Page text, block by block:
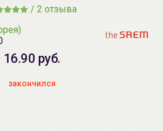
/ 2 отзыва
16.90 руб.
закончился